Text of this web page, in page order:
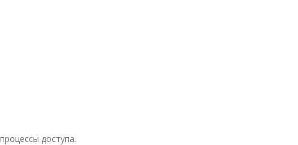
доступа.